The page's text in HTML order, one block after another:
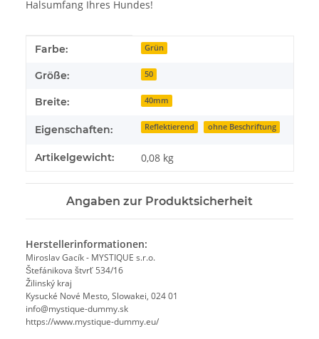
Halsumfang Ihres Hundes!
Produkteigenschaft
Wert
Farbe: Grün
Größe: 50
Breite: 40mm
Eigenschaften: Reflektierend ohne Beschriftung
Artikelgewicht: 0,08 kg
Angaben zur Produktsicherheit
Herstellerinformationen:
Miroslav Gacík - MYSTIQUE s.r.o.
Štefánikova štvrť 534/16
Žilinský kraj
Kysucké Nové Mesto, Slowakei, 024 01
info@mystique-dummy.sk
https://www.mystique-dummy.eu/